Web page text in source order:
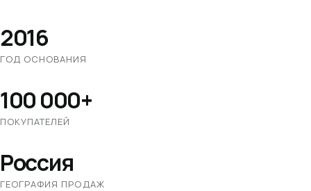
2016
ГОД ОСНОВАНИЯ
100 000+
ПОКУПАТЕЛЕЙ
Россия
ГЕОГРАФИЯ ПРОДАЖ